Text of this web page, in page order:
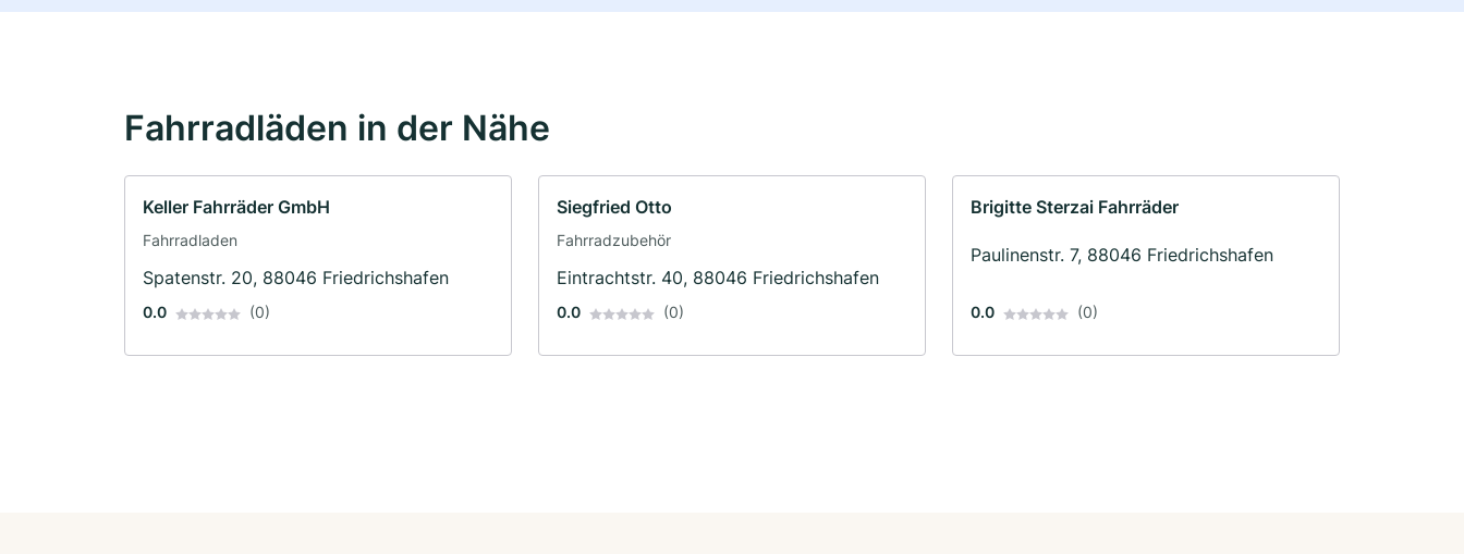
Fahrradläden in der Nähe
Keller Fahrräder GmbH
Fahrradladen
Spatenstr. 20, 88046 Friedrichshafen
0.0 (0)
Siegfried Otto
Fahrradzubehör
Eintrachtstr. 40, 88046 Friedrichshafen
0.0 (0)
Brigitte Sterzai Fahrräder
Paulinenstr. 7, 88046 Friedrichshafen
0.0 (0)